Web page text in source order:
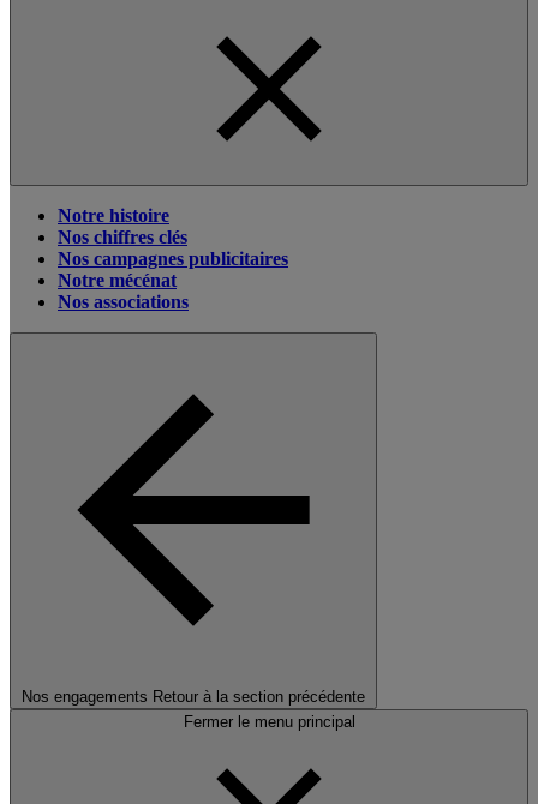
Notre histoire
Nos chiffres clés
Nos campagnes publicitaires
Notre mécénat
Nos associations
Nos engagements Retour à la section précédente
Fermer le menu principal